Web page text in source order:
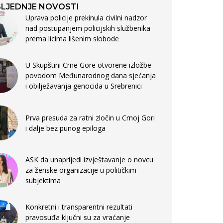
NOVOSTI
Uprava policije prekinula civilni nadzor
nad postupanjem policijskih službenika
prema licima lišenim slobode
U Skupštini Crne Gore otvorene izložbe
povodom Međunarodnog dana sjećanja
i obilježavanja genocida u Srebrenici
Prva presuda za ratni zločin u Crnoj Gori
i dalje bez punog epiloga
ASK da unaprijedi izvještavanje o novcu
za ženske organizacije u političkim
subjektima
Konkretni i transparentni rezultati
pravosuđa ključni su za vraćanje